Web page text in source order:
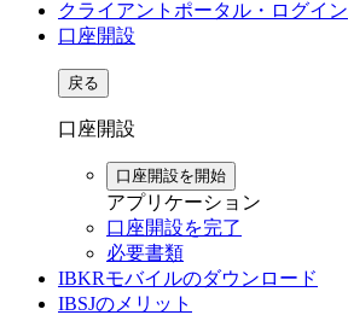
クライアントポータル・ログイン
口座開設
戻る
口座開設
口座開設を開始
アプリケーション
口座開設を完了
必要書類
IBKRモバイルのダウンロード
IBSJのメリット